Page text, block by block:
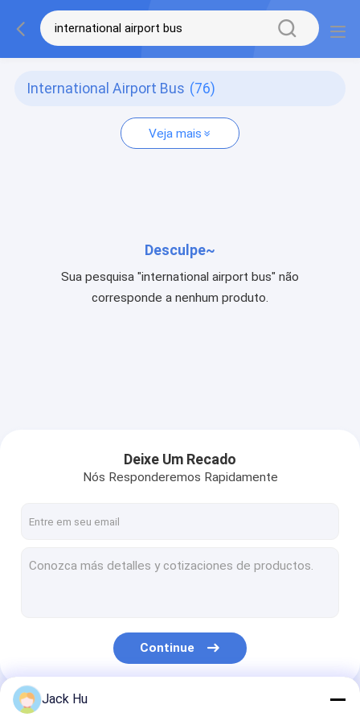
International Airport Bus (76)
Veja mais
Desculpe~
Sua pesquisa "international airport bus" não
corresponde a nenhum produto.
Deixe Um Recado
Nós Responderemos Rapidamente
Continue
Nossas Categorias
Jack Hu